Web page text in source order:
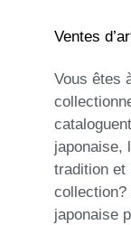
Ventes
Vous êtes
japonaise,
tradition et
collection?
japonaise